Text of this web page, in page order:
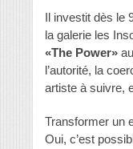
Il investit dès le
la galerie les
«The Power»
l’autorité, la
artiste à suivre,
Transformer un
Oui, c’est